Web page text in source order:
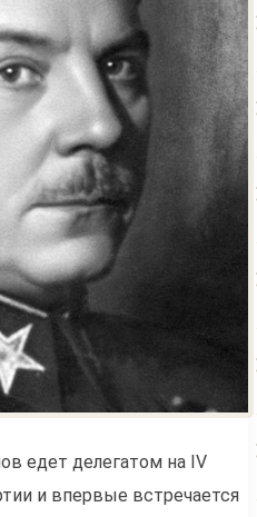
едет делегатом на IV
и впервые встречается